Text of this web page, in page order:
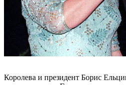
Королева и президент Борис